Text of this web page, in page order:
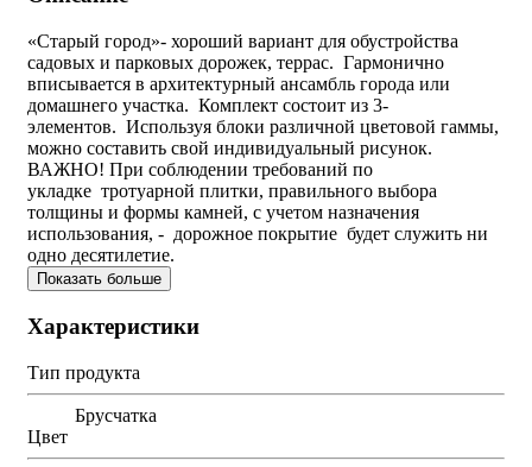
«Старый город»- хороший вариант для обустройства
садовых и парковых дорожек, террас. Гармонично
вписывается в архитектурный ансамбль города или
домашнего участка. Комплект состоит из 3-
элементов. Используя блоки различной цветовой гаммы,
можно составить свой индивидуальный рисунок.
ВАЖНО! При соблюдении требований по
укладке тротуарной плитки, правильного выбора
толщины и формы камней, с учетом назначения
использования, - дорожное покрытие будет служить ни
одно десятилетие.
Показать больше
Характеристики
Тип продукта
Брусчатка
Цвет